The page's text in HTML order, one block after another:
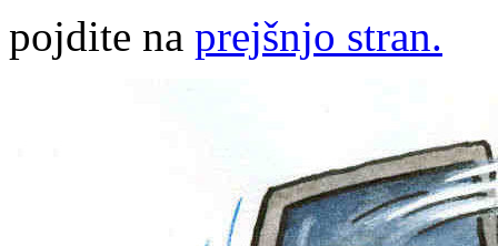
pojdite na prejšnjo stran.